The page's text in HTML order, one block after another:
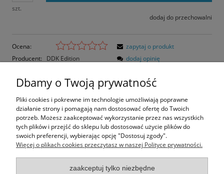
szt.
dodaj do przechowalni
Ocena:
Producent:
DDK Edition
zapytaj o produkt
dodaj opinię
Opis
Opinie o produkcie (0)
Rozmiar pocztówki: 14,4x10,4 cm
Dbamy o Twoją prywatność
Pliki cookies i pokrewne im technologie umożliwiają poprawne
działanie strony i pomagają nam dostosować ofertę do Twoich
potrzeb. Możesz zaakceptować wykorzystanie przez nas wszystkich
tych plików i przejść do sklepu lub dostosować użycie plików do
swoich preferencji, wybierając opcję "Dostosuj zgody".
Więcej o plikach cookies przeczytasz w naszej Polityce prywatności.
zaakceptuj tylko niezbędne